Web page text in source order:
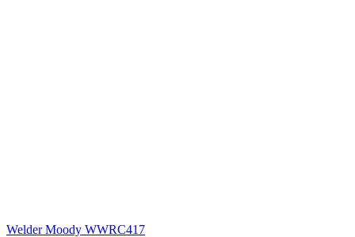
Welder Moody WWRC417